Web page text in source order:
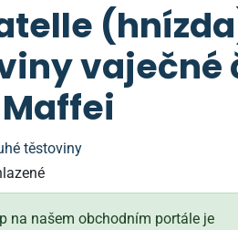
vaječné
Maffei
těstoviny
na našem obchodním portále je